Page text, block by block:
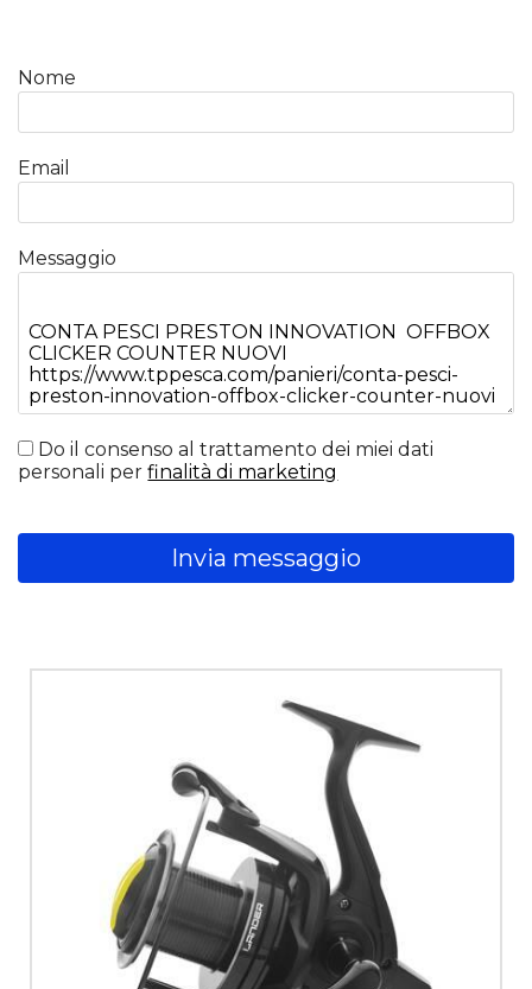
Nome
Email
Messaggio
Do il consenso al trattamento dei miei dati
personali perfinalità di marketing
Invia messaggio